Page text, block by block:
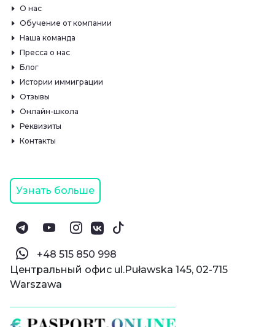
О нас
Обучение от компании
Наша команда
Пресса о нас
Блог
Истории иммиграции
Отзывы
Онлайн-школа
Реквизиты
Контакты
Узнать больше
‪+48 515 850 998‬
Центральный офис ul.Puławska 145, 02-715
Warszawa